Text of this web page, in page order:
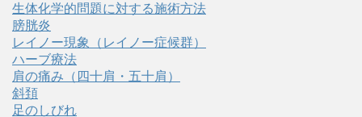
生体化学的問題に対する施術方法
膀胱炎
レイノー現象（レイノー症候群）
ハーブ療法
肩の痛み（四十肩・五十肩）
斜頚
足のしびれ